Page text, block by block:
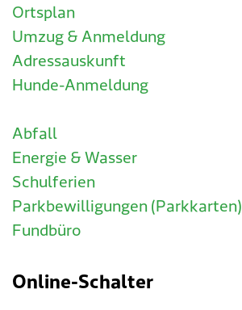
Ortsplan
Umzug & Anmeldung
Adressauskunft
Hunde-Anmeldung
Abfall
Energie & Wasser
Schulferien
Parkbewilligungen (Parkkarten)
Fundbüro
Online-Schalter